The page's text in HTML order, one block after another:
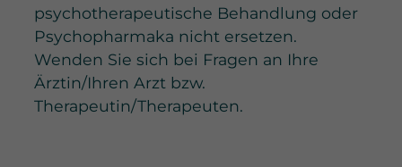
psychotherapeutische Behandlung oder
Psychopharmaka nicht ersetzen.
Wenden Sie sich bei Fragen an Ihre
Ärztin/Ihren Arzt bzw.
Therapeutin/Therapeuten.
widecare GmbH